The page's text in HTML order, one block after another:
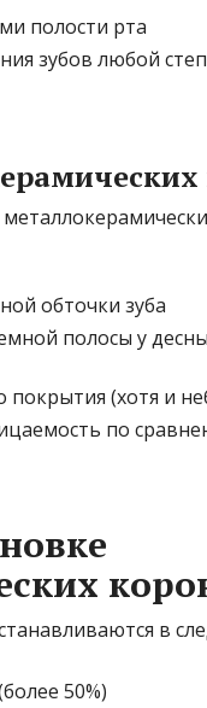
полости рта
зубов любой
обточки зуба
полосы у
покрытия (хотя и
по
в
50%)